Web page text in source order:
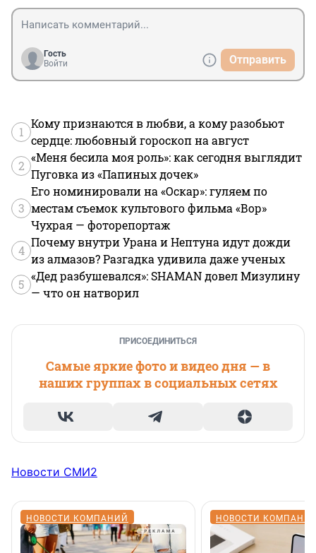
Гость
Войти
Отправить
1
Кому признаются в любви, а кому разобьют
сердце: любовный гороскоп на август
2
«Меня бесила моя роль»: как сегодня выглядит
Пуговка из «Папиных дочек»
3
Его номинировали на «Оскар»: гуляем по
местам съемок культового фильма «Вор»
Чухрая — фоторепортаж
4
Почему внутри Урана и Нептуна идут дожди
из алмазов? Разгадка удивила даже ученых
5
«Дед разбушевался»: SHAMAN довел Мизулину
— что он натворил
ПРИСОЕДИНИТЬСЯ
Самые яркие фото и видео дня — в
наших группах в социальных сетях
Новости СМИ2
НОВОСТИ КОМПАНИЙ НОВОСТИ